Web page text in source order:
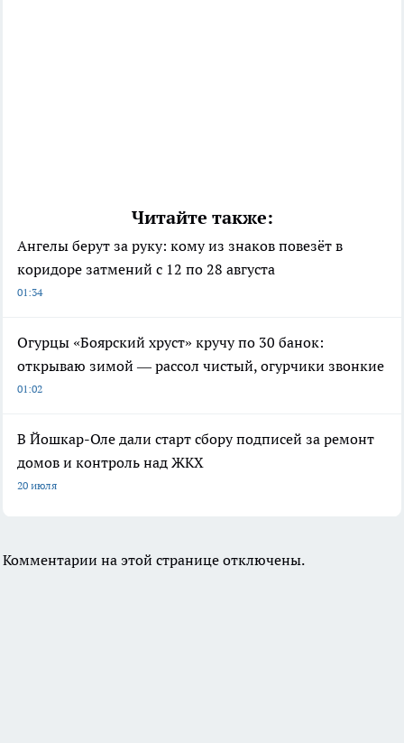
Читайте также:
Ангелы берут за руку: кому из знаков повезёт в
коридоре затмений с 12 по 28 августа
01:34
Огурцы «Боярский хруст» кручу по 30 банок:
открываю зимой — рассол чистый, огурчики звонкие
01:02
В Йошкар-Оле дали старт сбору подписей за ремонт
домов и контроль над ЖКХ
20 июля
Комментарии на этой странице отключены.